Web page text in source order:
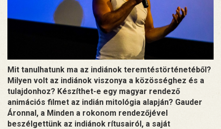
Mit tanulhatunk ma az indiánok teremtéstörténetéből?
Milyen volt az indiánok viszonya a közösséghez és a
tulajdonhoz? Készíthet-e egy magyar rendező
animációs filmet az indián mitológia alapján? Gauder
Áronnal, a Minden a rokonom rendezőjével
beszélgettünk az indiánok rítusairól, a saját